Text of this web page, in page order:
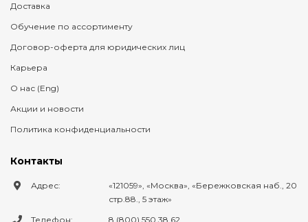
Доставка
Обучение по ассортименту
Договор-оферта для юридических лиц
Карьера
О нас (Eng)
Акции и новости
Политика конфиденциальности
Контакты
Адрес: 121059 , Москва ,
Бережковская наб., 20
стр.88., 5 этаж
Телефон:
8 (800) 550 38 62